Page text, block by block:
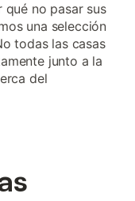
qué no pasar sus
una selección
todas las casas
junto a la
del